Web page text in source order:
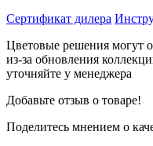
Сертификат дилера
Цветовые решения могут
из-за обновления
уточняйте у менеджера
Добавьте отзыв о товаре!
Поделитесь мнением о